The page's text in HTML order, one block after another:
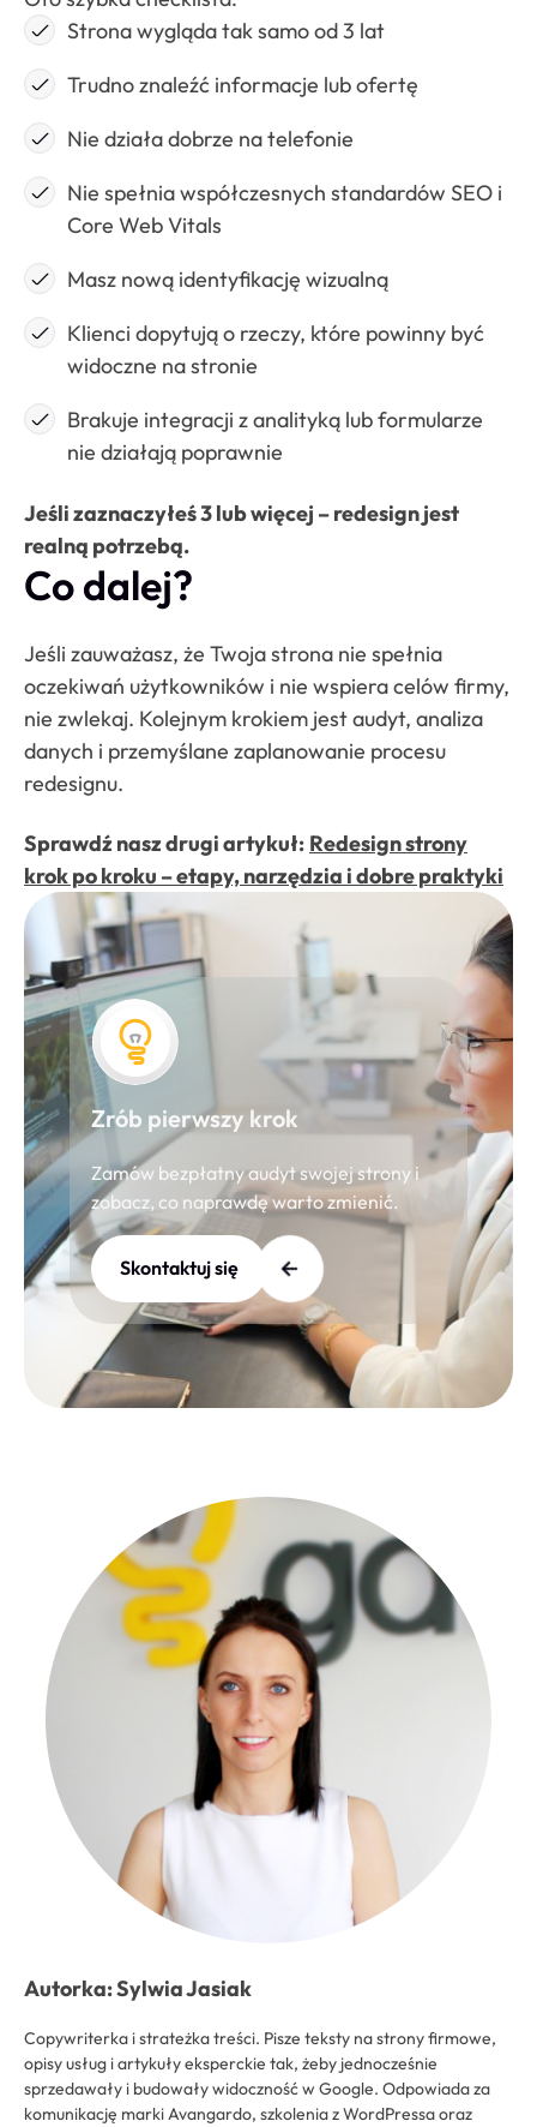
Strona wygląda tak samo od 3 lat
Trudno znaleźć informacje lub ofertę
Nie działa dobrze na telefonie
Nie spełnia współczesnych standardów SEO i
Core Web Vitals
Masz nową identyfikację wizualną
Klienci dopytują o rzeczy, które powinny być
widoczne na stronie
Brakuje integracji z analityką lub formularze
nie działają poprawnie
Jeśli zaznaczyłeś 3 lub więcej – redesign jest
realną potrzebą.
Co dalej?
Jeśli zauważasz, że Twoja strona nie spełnia
oczekiwań użytkowników i nie wspiera celów firmy,
nie zwlekaj. Kolejnym krokiem jest audyt, analiza
danych i przemyślane zaplanowanie procesu
redesignu.
Sprawdź nasz drugi artykuł: Redesign strony
krok po kroku – etapy, narzędzia i dobre praktyki
Zrób pierwszy krok
Zamów bezpłatny audyt swojej strony i
zobacz, co naprawdę warto zmienić.
Skontaktuj się
Autorka: Sylwia Jasiak
Copywriterka i strateżka treści. Pisze teksty na strony firmowe,
opisy usług i artykuły eksperckie tak, żeby jednocześnie
sprzedawały i budowały widoczność w Google. Odpowiada za
komunikację marki Avangardo, szkolenia z WordPressa oraz